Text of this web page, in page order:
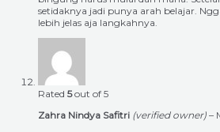
setidaknya jadi punya arah belajar.
lebih jelas aja langkahnya.
Rated 5out of 5
Zahra Nindya Safitri (verified owner) –